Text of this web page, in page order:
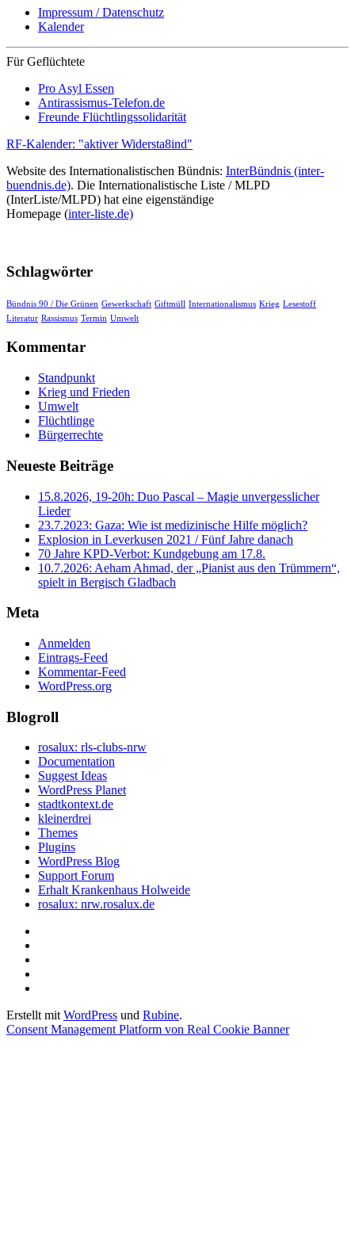
Impressum / Datenschutz
Kalender
Für Geflüchtete
Pro Asyl Essen
Antirassismus-Telefon.de
Freunde Flüchtlingssolidarität
RF-Kalender: "aktiver Widersta8ind"
Website des Internationalistischen Bündnis: InterBündnis (inter-
buendnis.de). Die Internationalistische Liste / MLPD
(InterListe/MLPD) hat eine eigenständige
Homepage (inter-liste.de)
Schlagwörter
Bündnis 90 / Die Grünen Gewerkschaft Giftmüll Internationalismus Krieg Lesestoff
Literatur Rassismus Termin Umwelt
Kommentar
Standpunkt
Krieg und Frieden
Umwelt
Flüchtlinge
Bürgerrechte
Neueste Beiträge
15.8.2026, 19-20h: Duo Pascal – Magie unvergesslicher
Lieder
23.7.2023: Gaza: Wie ist medizinische Hilfe möglich?
Explosion in Leverkusen 2021 / Fünf Jahre danach
70 Jahre KPD‑Verbot: Kundgebung am 17.8.
10.7.2026: Aeham Ahmad, der „Pianist aus den Trümmern“,
spielt in Bergisch Gladbach
Meta
Anmelden
Eintrags-Feed
Kommentar-Feed
WordPress.org
Blogroll
rosalux: rls-clubs-nrw
Documentation
Suggest Ideas
WordPress Planet
stadtkontext.de
kleinerdrei
Themes
Plugins
WordPress Blog
Support Forum
Erhalt Krankenhaus Holweide
rosalux: nrw.rosalux.de
Einstellungen
Erstellt mit WordPress und Rubine.
Consent Management Platform von Real Cookie Banner